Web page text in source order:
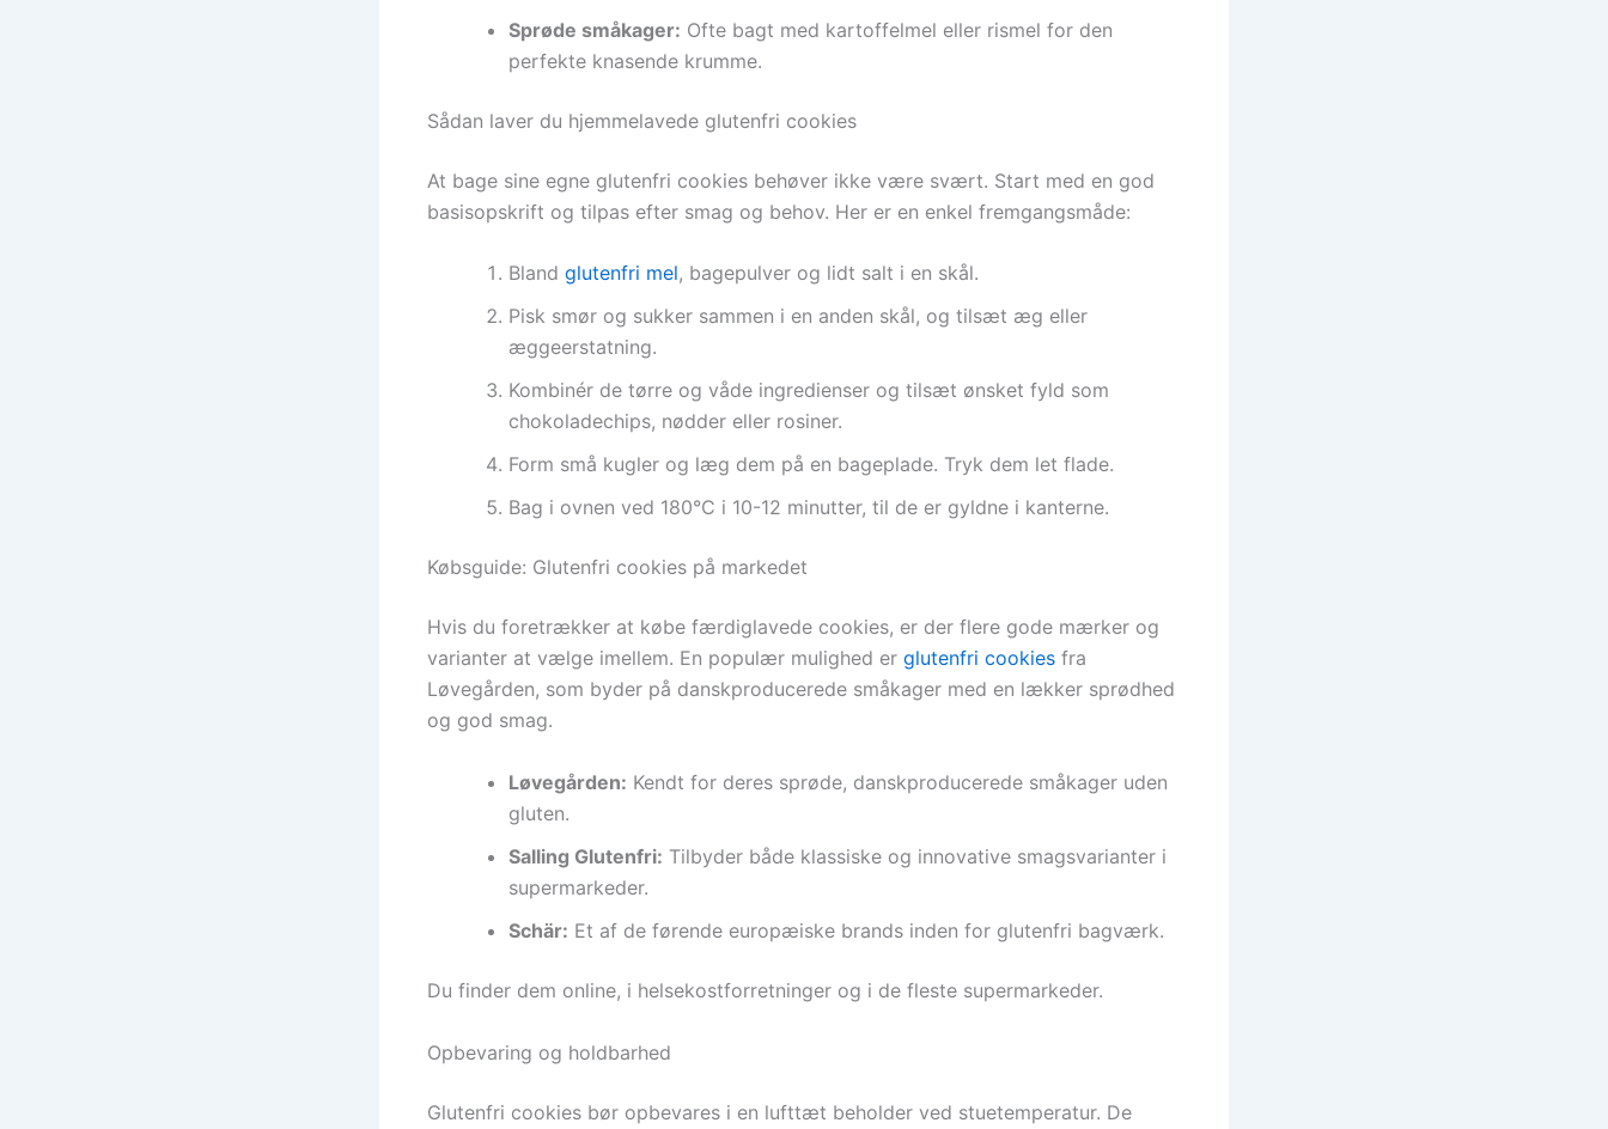
Sprøde småkager: Ofte bagt med kartoffelmel eller rismel for den
perfekte knasende krumme.
Sådan laver du hjemmelavede glutenfri cookies
At bage sine egne glutenfri cookies behøver ikke være svært. Start med en god
basisopskrift og tilpas efter smag og behov. Her er en enkel fremgangsmåde:
Bland glutenfri mel, bagepulver og lidt salt i en skål.
Pisk smør og sukker sammen i en anden skål, og tilsæt æg eller
æggeerstatning.
Kombinér de tørre og våde ingredienser og tilsæt ønsket fyld som
chokoladechips, nødder eller rosiner.
Form små kugler og læg dem på en bageplade. Tryk dem let flade.
Bag i ovnen ved 180°C i 10-12 minutter, til de er gyldne i kanterne.
Købsguide: Glutenfri cookies på markedet
Hvis du foretrækker at købe færdiglavede cookies, er der flere gode mærker og
varianter at vælge imellem. En populær mulighed er glutenfri cookies fra
Løvegården, som byder på danskproducerede småkager med en lækker sprødhed
og god smag.
Løvegården: Kendt for deres sprøde, danskproducerede småkager uden
gluten.
Salling Glutenfri: Tilbyder både klassiske og innovative smagsvarianter i
supermarkeder.
Schär: Et af de førende europæiske brands inden for glutenfri bagværk.
Du finder dem online, i helsekostforretninger og i de fleste supermarkeder.
Opbevaring og holdbarhed
Glutenfri cookies bør opbevares i en lufttæt beholder ved stuetemperatur. De